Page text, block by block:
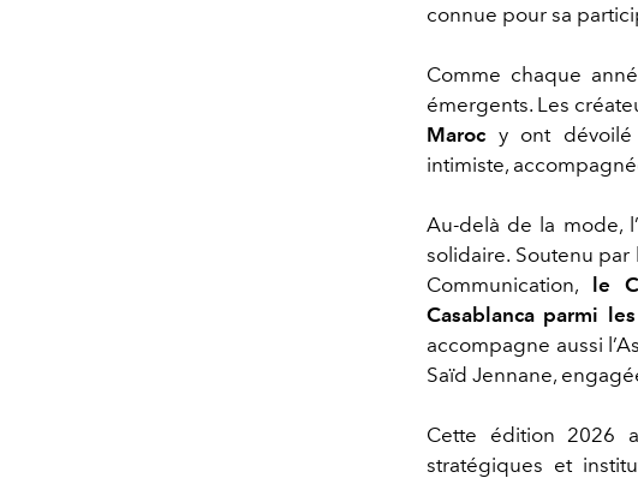
connue pour sa
Comme chaque
émergents. Les
Maroc y ont dévoilé
intimiste,
Au-delà de la mode,
solidaire. Soutenu
Communication, le
Casablanca parmi
accompagne aussi
Saïd Jennane,
Cette édition 2026
stratégiques et